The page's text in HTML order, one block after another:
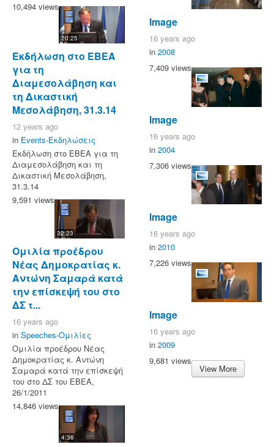
10,494 views
20:25
Εκδήλωση στο ΕΒΕΑ
για τη
Διαμεσολάβηση και
τη Δικαστική
Μεσολάβηση, 31.3.14
12 years ago
in Events-Εκδηλώσεις
Εκδήλωση στο ΕΒΕΑ για τη
Διαμεσολάβηση και τη
Δικαστική Μεσολάβηση,
31.3.14
9,591 views
32:23
Ομιλία προέδρου
Νέας Δημοκρατίας κ.
Αντώνη Σαμαρά κατά
την επίσκεψή του στο
ΔΣ τ...
16 years ago
in Speeches-Ομιλίες
Ομιλία προέδρου Νέας
Δημοκρατίας κ. Αντώνη
Σαμαρά κατά την επίσκεψή
του στο ΔΣ του ΕΒΕΑ,
26/1/2011
14,846 views
4:36
Image
16 years ago
in 2008
7,409 views
Image
16 years ago
in 2004
7,306 views
Image
16 years ago
in 2010
7,226 views
Image
16 years ago
in 2009
9,681 views
View More